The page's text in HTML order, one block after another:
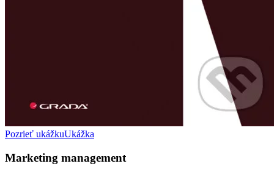
Pozrieť ukážkuUkážka
Marketing management